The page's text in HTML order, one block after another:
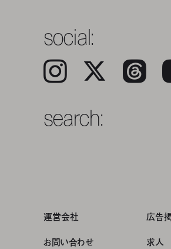
social:
Instagram 𝕏 Threads
search:
運営会社
広告
お問い合わせ
求人